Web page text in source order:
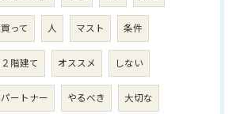
買って 人 マスト 条件
２階建て オススメ しない
パートナー やるべき 大切な